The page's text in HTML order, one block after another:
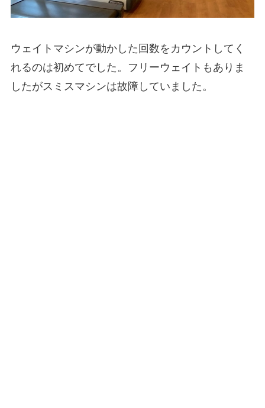
ウェイトマシンが動かした回数をカウントしてく
れるのは初めてでした。フリーウェイトもありま
したがスミスマシンは故障していました。